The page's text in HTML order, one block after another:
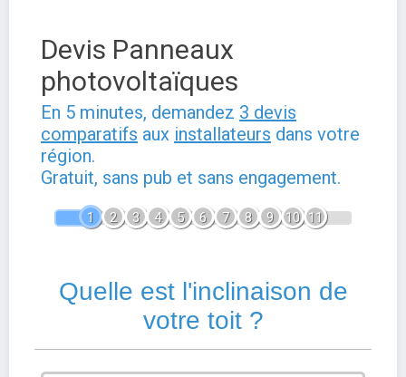
Devis Panneaux
photovoltaïques
En 5 minutes, demandez 3 devis
comparatifs aux installateurs dans votre
région.
Gratuit, sans pub et sans engagement.
1 2 3 4 5 6 7 8 9 10 11
Quelle est l'inclinaison de
votre toit ?